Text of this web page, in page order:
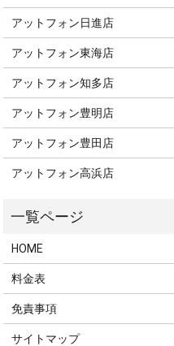
アットフォン日進店
アットフォン東海店
アットフォン知多店
アットフォン豊明店
アットフォン豊田店
アットフォン高浜店
HOME
料金表
免責事項
サイトマップ